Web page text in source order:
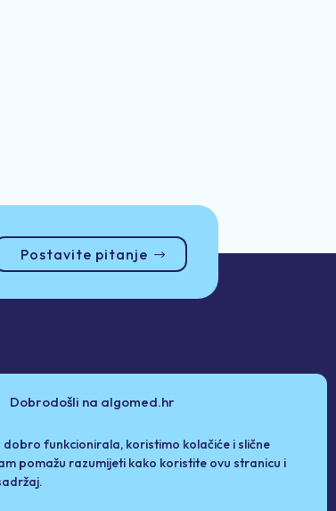
Dobrodošli na algomed.hr
dobro funkcionirala, koristimo kolačiće i slične
pomažu razumijeti kako koristite ovu stranicu i
Postavite pitanje